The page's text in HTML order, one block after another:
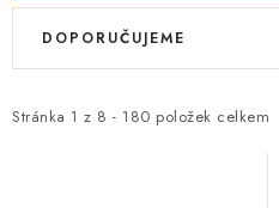
V
i
Stránka 1 z 8 - 180 položek celkem
Ř
e
DOPORUČUJEME